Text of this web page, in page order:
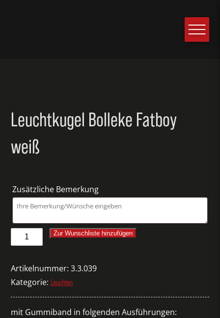
Leuchtkugel Bolleke Fatboy
weiß
Zusätzliche Bemerkung
Leuchtkugel
Bolleke
Menge
Zur Wunschliste hinzufügen
Artikelnummer:3.3.039
Kategorie:Leuchten
mit Gummiband in folgenden Ausführungen: